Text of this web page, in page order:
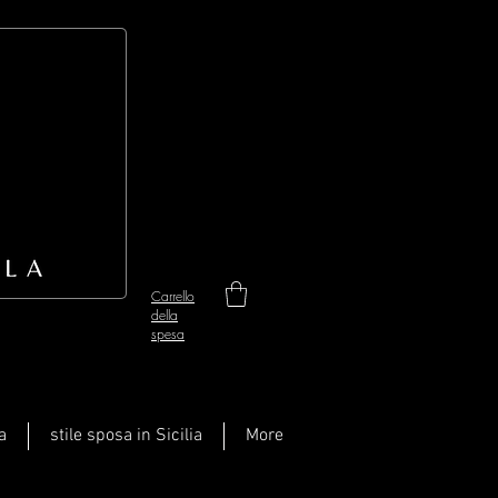
Carrello
della
spesa
stile sposa in Sicilia More